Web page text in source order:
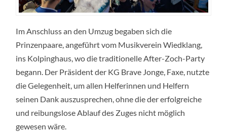
Im Anschluss an den Umzug begaben sich die
Prinzenpaare, angeführt vom Musikverein Wiedklang,
ins Kolpinghaus, wo die traditionelle After-Zoch-Party
begann. Der Präsident der KG Brave Jonge, Faxe, nutzte
die Gelegenheit, um allen Helferinnen und Helfern
seinen Dank auszusprechen, ohne die der erfolgreiche
und reibungslose Ablauf des Zuges nicht möglich
gewesen wäre.